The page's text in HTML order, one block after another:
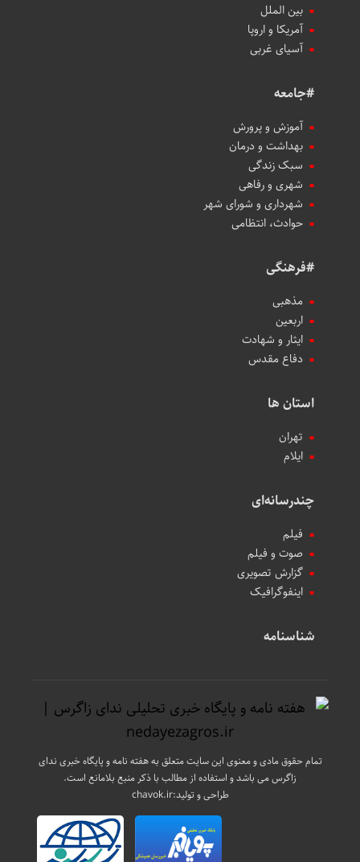
بین الملل
آمریکا و اروپا
آسیای غربی
#جامعه
آموزش و پرورش
بهداشت و درمان
سبک زندگی
شهری و رفاهی
شهرداری و شورای شهر
حوادث، انتظامی
#فرهنگی
مذهبی
اربعین
ایثار و شهادت
دفاع مقدس
استان ها
تهران
ایلام
چندرسانه‌ای
فیلم
صوت و فیلم
گزارش تصویری
اینفوگرافیک
شناسنامه
تمام حقوق مادی و معنوی این سایت متعلق به هفته نامه و پایگاه خبری ندای
زاگرس می باشد و استفاده از مطالب با ذکر منبع بلامانع است.
طراحی و تولید:chavok.ir